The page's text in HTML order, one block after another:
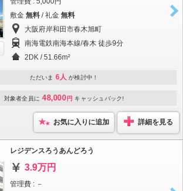
敷金 無料 / 礼金 無料
大阪府岸和田市春木旭町
南海電鉄南海本線/春木 徒歩9分
2DK / 51.66m²
ただいま 6人 が検討中！
対象者全員に 48,000 円 キャッシュバック!
お気に入りに追加 詳細を見る
レジデンスろうあんどろう
3.9万円
管理費 : －